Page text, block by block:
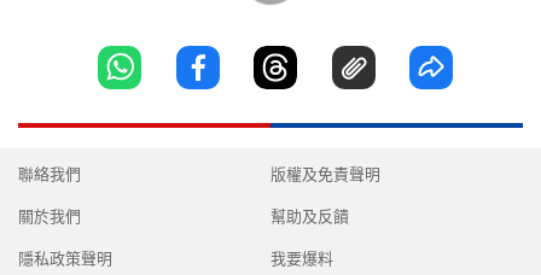
聯絡我們
關於我們
隱私政策聲明
版權及免責聲明
幫助及反饋
我要爆料